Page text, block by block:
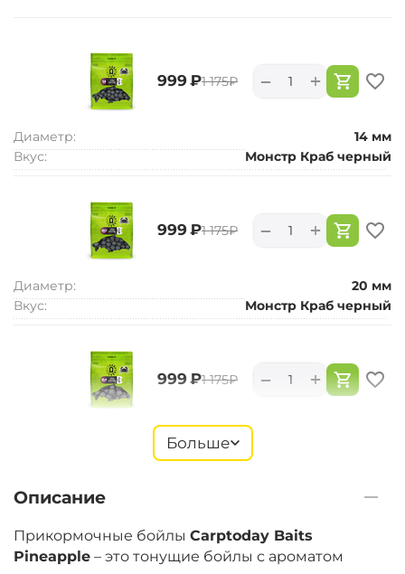
‍999‍ ₽‍1 175‍₽ +
−
Диаметр:
14 мм
Вкус:
Монстр Краб черный
‍999‍ ₽‍1 175‍₽ +
−
Диаметр:
20 мм
Вкус:
Монстр Краб черный
‍999‍ ₽‍1 175‍₽ +
−
Монстр Краб черный
‍899‍ ₽‍1 058‍₽ +
−
Больше
Описание
Прикормочные бойлы Carptoday Baits
Pineapple – это тонущие бойлы с ароматом